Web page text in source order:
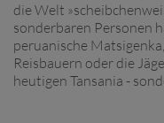
die Welt
sonderbaren Personen
peruanische
Reisbauern oder die
heutigen Tansania -